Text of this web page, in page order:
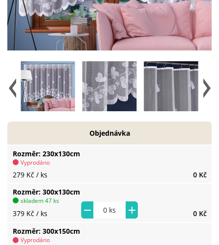
Rozměr 230x130cm
279 Kč / ks 0 Kč
Vyprodáno
Rozměr 300x130cm
379 Kč / ks 0 Kč
skladem 47 ks
Rozměr 300x150cm
Vyprodáno
Objednávka